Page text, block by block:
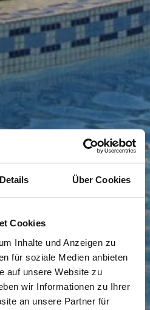
Details Über Cookies
Cookies
Inhalte und Anzeigen zu
für soziale Medien anbieten
auf unsere Website zu
wir Informationen zu Ihrer
an unsere Partner für